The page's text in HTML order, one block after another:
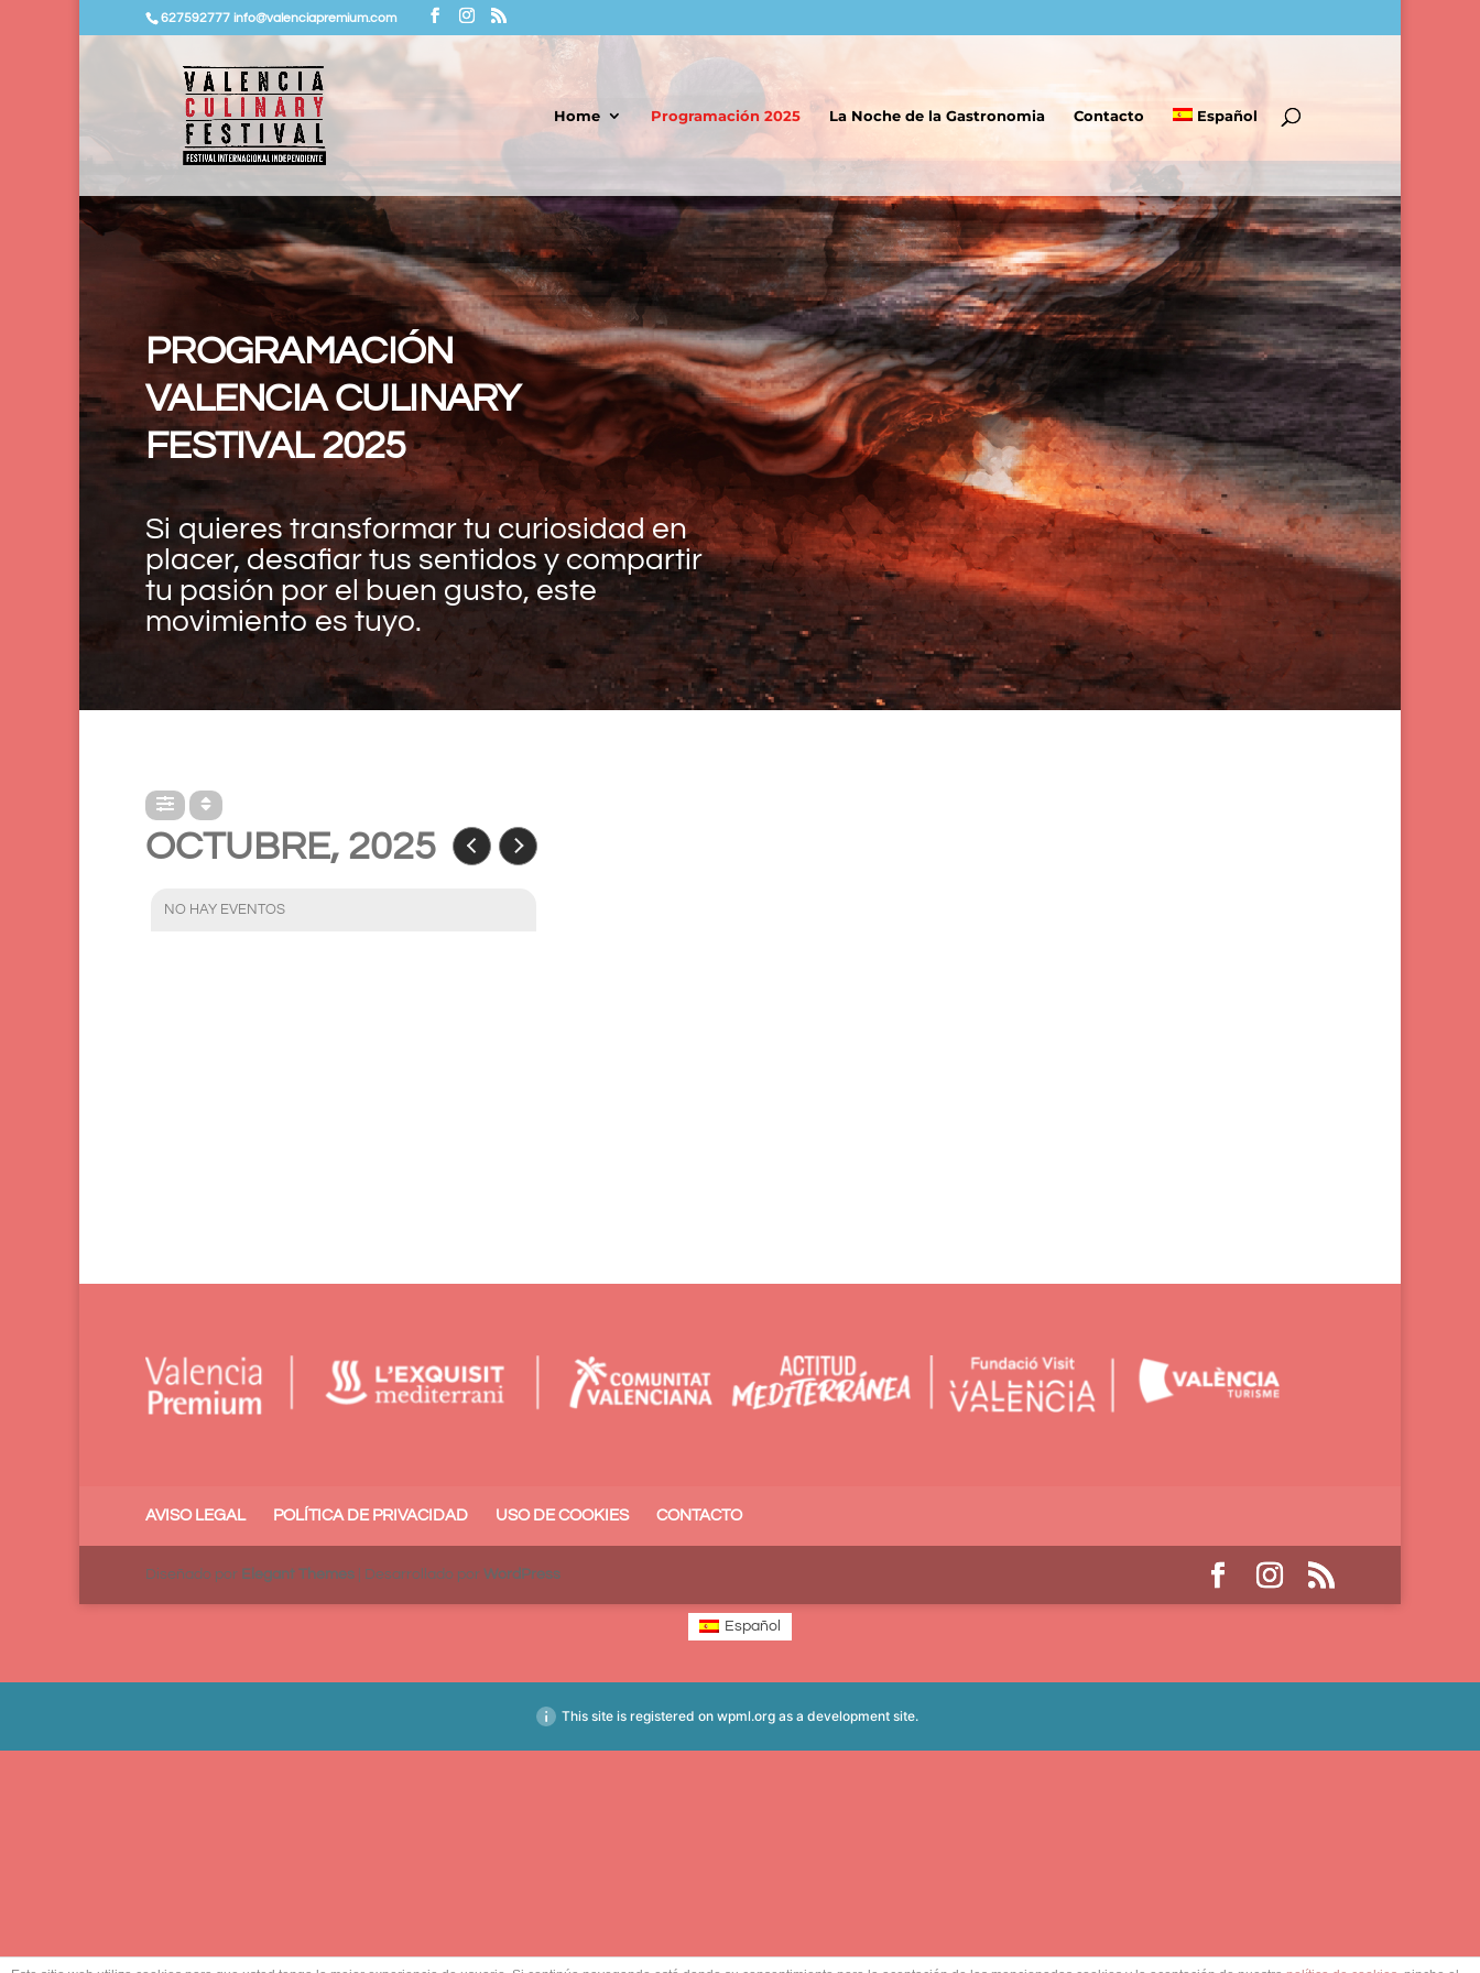
627592777 info@valenciapremium.com
Home Programación 2025 La Noche de la Gastronomia Contacto Español
PROGRAMACIÓN
VALENCIA CULINARY
FESTIVAL 2025
Si quieres transformar tu curiosidad en
placer, desafiar tus sentidos y compartir
tu pasión por el buen gusto, este
movimiento es tuyo.
OCTUBRE, 2025
NO HAY EVENTOS
AVISO LEGAL POLÍTICA DE PRIVACIDAD USO DE COOKIES CONTACTO
Diseñado por Elegant Themes | Desarrollado por WordPress
Español
This site is registered on wpml.org as a development site.